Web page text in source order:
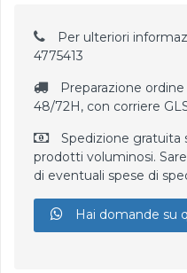
Per ulteriori
4775413
Preparazione
48/72H, con corriere
Spedizione gratuita
prodotti voluminosi.
di eventuali spese di
Hai domande su